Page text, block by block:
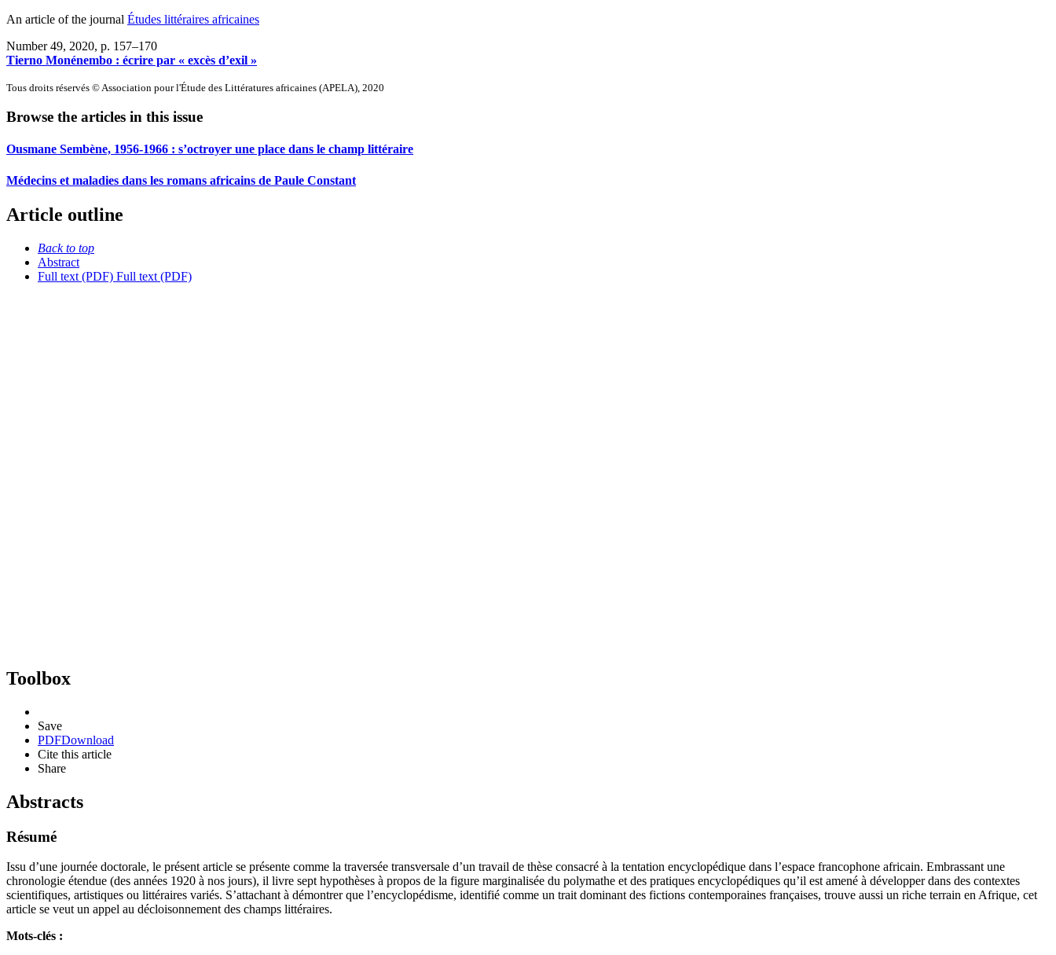
An article of the journal Études littéraires africaines
Number 49, 2020, p. 157–170
Tierno Monénembo : écrire par « excès d’exil »
Tous droits réservés © Association pour l'Étude des Littératures africaines (APELA), 2020
Browse the articles in this issue
Ousmane Sembène, 1956-1966 : s’octroyer une place dans le champ littéraire
Médecins et maladies dans les romans africains de Paule Constant
Article outline
Back to top
Abstract
Full text (PDF) Full text (PDF)
Toolbox
Save
PDFDownload
Cite this article
Share
Abstracts
Résumé
Issu d’une journée doctorale, le présent article se présente comme la traversée transversale d’un travail de thèse consacré à la tentation encyclopédique dans l’espace francophone africain. Embrassant une
chronologie étendue (des années 1920 à nos jours), il livre sept hypothèses à propos de la figure marginalisée du polymathe et des pratiques encyclopédiques qu’il est amené à développer dans des contextes
scientifiques, artistiques ou littéraires variés. S’attachant à démontrer que l’encyclopédisme, identifié comme un trait dominant des fictions contemporaines françaises, trouve aussi un riche terrain en Afrique, cet
article se veut un appel au décloisonnement des champs littéraires.
Mots-clés :